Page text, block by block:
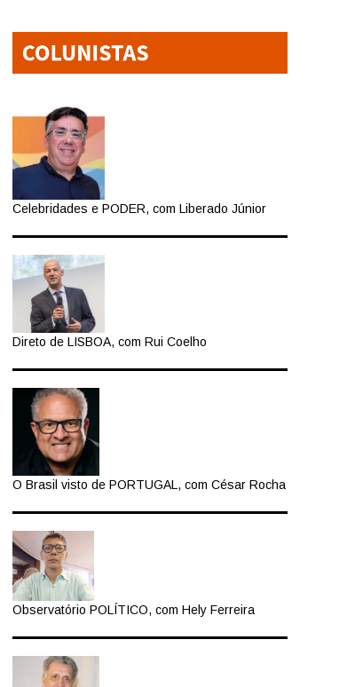
Celebridades e PODER, com Liberado Júnior
Direto de LISBOA, com Rui Coelho
O Brasil visto de PORTUGAL, com César Rocha
Observatório POLÍTICO, com Hely Ferreira